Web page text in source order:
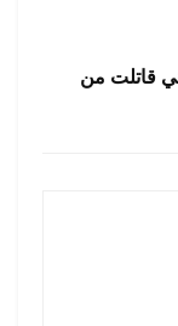
قاتلت من